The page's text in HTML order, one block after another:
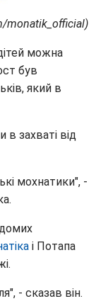
monatik_official)
можна
був
який в
захваті від
мохнатики", -
і Потапа
- сказав він.